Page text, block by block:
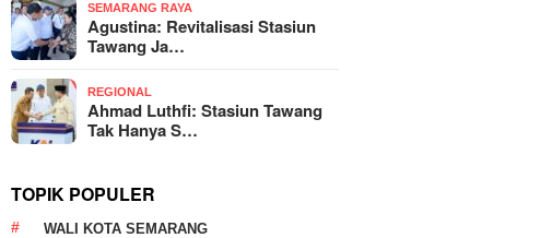
SEMARANG RAYA
Agustina: Revitalisasi Stasiun
Tawang Ja…
REGIONAL
Ahmad Luthfi: Stasiun Tawang
Tak Hanya S…
TOPIK POPULER
WALI KOTA SEMARANG